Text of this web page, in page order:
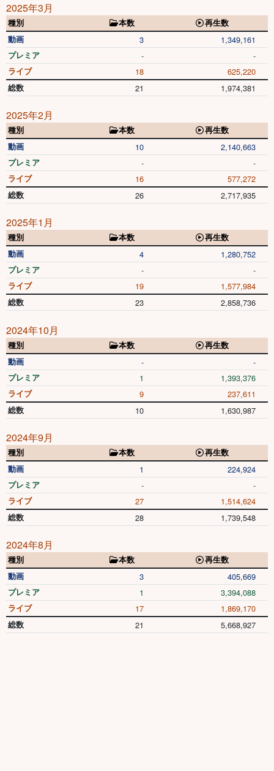
2025年3月
種別 本数
再生数
動画
3 1,349,161
プレミア - -
ライブ 18 625,220
総数 21 1,974,381
2025年2月
種別 本数
再生数
動画
10 2,140,663
プレミア - -
ライブ 16 577,272
総数 26 2,717,935
2025年1月
種別 本数
再生数
動画
4 1,280,752
プレミア - -
ライブ 19 1,577,984
総数 23 2,858,736
2024年10月
種別 本数
再生数
動画
- -
プレミア 1 1,393,376
ライブ 9 237,611
総数 10 1,630,987
2024年9月
種別 本数
再生数
動画
1 224,924
プレミア - -
ライブ 27 1,514,624
総数 28 1,739,548
2024年8月
種別 本数
再生数
動画
3 405,669
プレミア 1 3,394,088
ライブ 17 1,869,170
総数 21 5,668,927